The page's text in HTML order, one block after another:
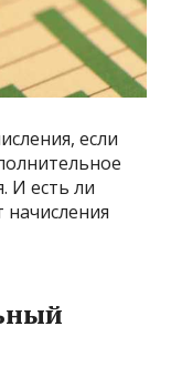
если
И есть ли
начисления